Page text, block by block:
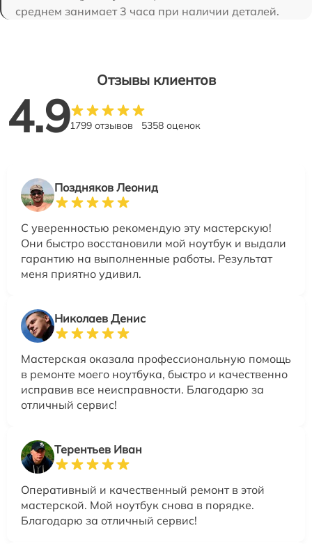
среднем занимает 3 часа при наличии деталей.
Отзывы клиентов
4.91799 отзывов 5358 оценок
Поздняков Леонид
С уверенностью рекомендую эту мастерскую!
Они быстро восстановили мой ноутбук и выдали
гарантию на выполненные работы. Результат
меня приятно удивил.
Николаев Денис
Мастерская оказала профессиональную помощь
в ремонте моего ноутбука, быстро и качественно
исправив все неисправности. Благодарю за
отличный сервис!
Терентьев Иван
Оперативный и качественный ремонт в этой
мастерской. Мой ноутбук снова в порядке.
Благодарю за отличный сервис!